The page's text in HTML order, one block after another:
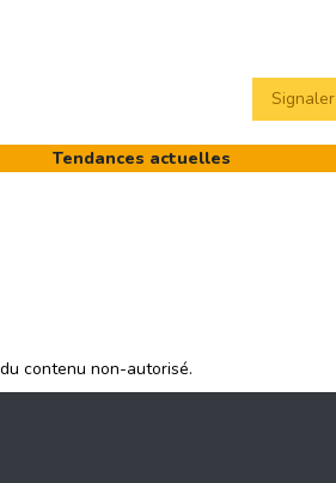
Signaler
Tendances actuelles
contenu non-autorisé.